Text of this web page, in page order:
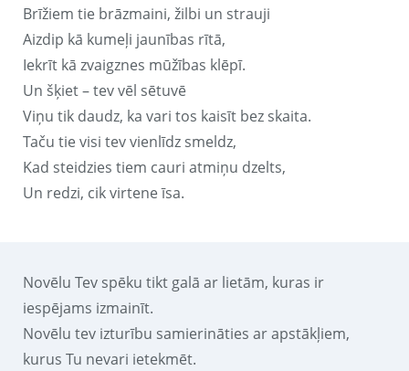
Brīžiem tie brāzmaini, žilbi un strauji
Aizdip kā kumeļi jaunības rītā,
Iekrīt kā zvaigznes mūžības klēpī.
Un šķiet – tev vēl sētuvē
Viņu tik daudz, ka vari tos kaisīt bez skaita.
Taču tie visi tev vienlīdz smeldz,
Kad steidzies tiem cauri atmiņu dzelts,
Un redzi, cik virtene īsa.
Novēlu Tev spēku tikt galā ar lietām, kuras ir
iespējams izmainīt.
Novēlu tev izturību samierināties ar apstākļiem,
kurus Tu nevari ietekmēt.